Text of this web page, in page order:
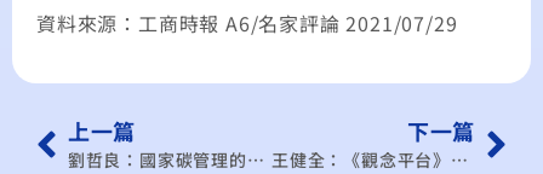
資料來源：工商時報 A6/名家評論 2021/07/29
上一篇
劉哲良：國家碳管理的政策工具有哪些？企業端又該如何因應？
下一篇
王健全：《觀念平台》振興服務業應有短中長期規劃